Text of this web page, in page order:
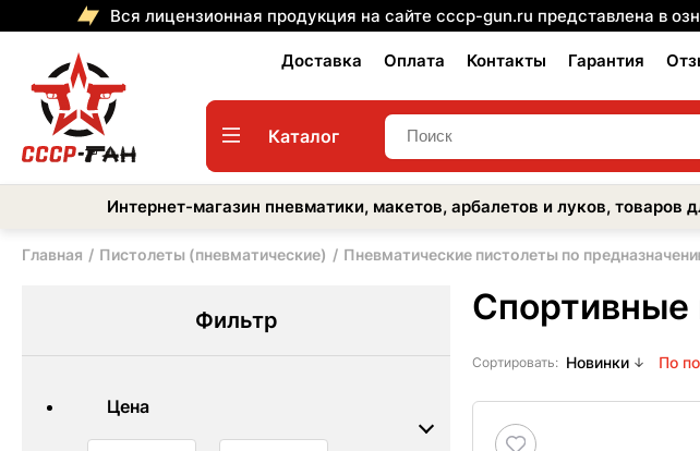
Вся лицензионная продукция на сайте cccp-gun.ru представлена в
Доставка Оплата Контакты Гарантия
Каталог
Интернет-магазин пневматики, макетов, арбалетов и луков,
Главная Пистолеты (пневматические) Пневматические пистолеты по
Фильтр
Цена
Спортивные
Сортировать: Новинки По